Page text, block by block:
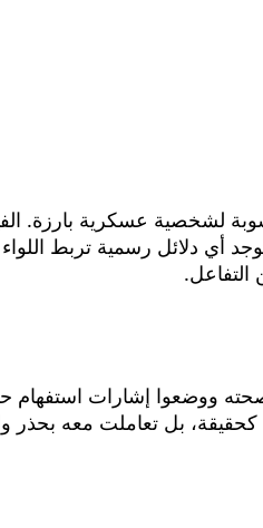
لشخصية عسكرية بارزة.
دلائل رسمية تربط
ووضعوا إشارات استفهام
كحقيقة، بل تعاملت معه